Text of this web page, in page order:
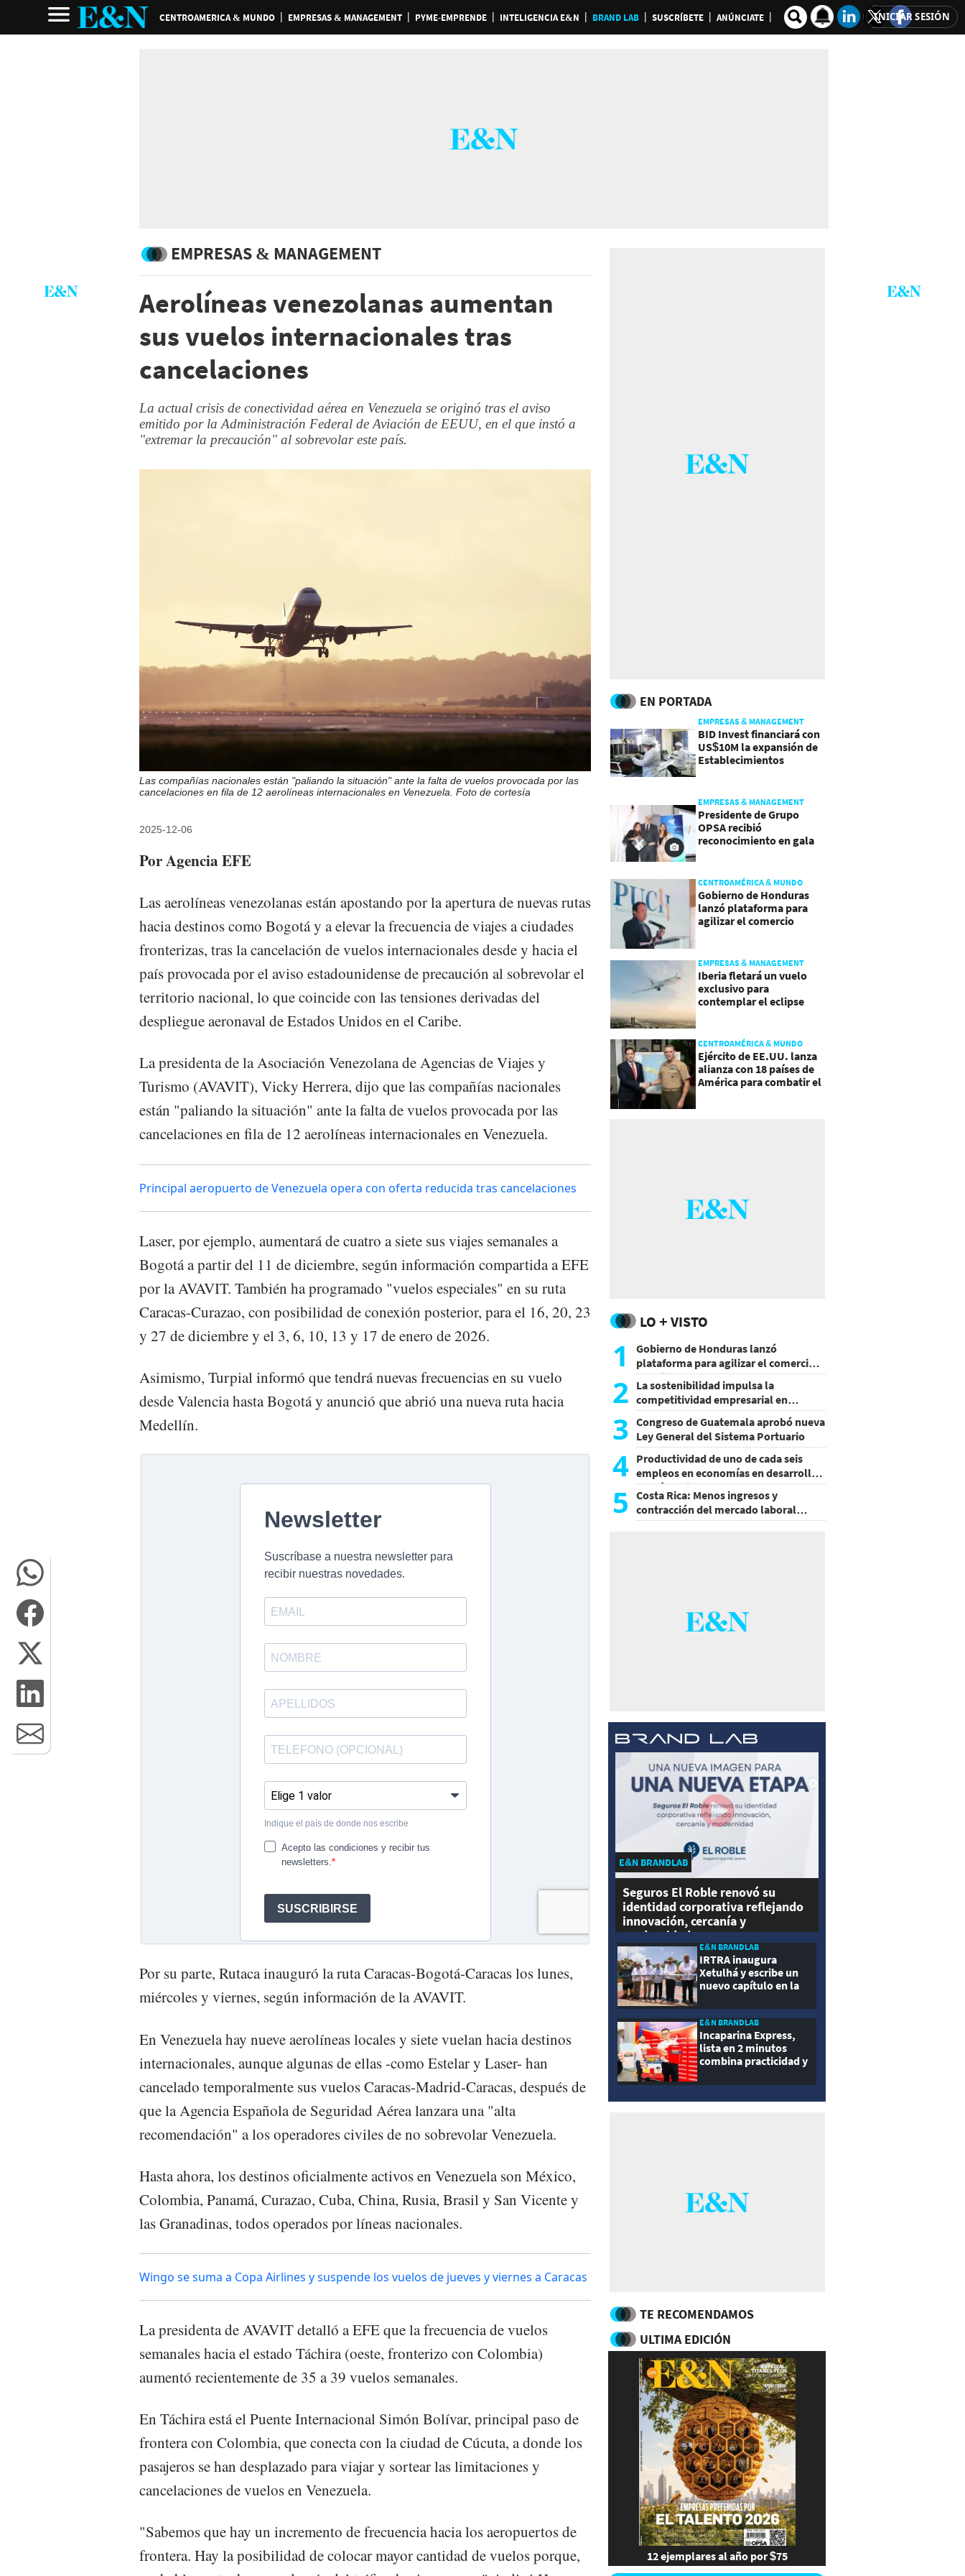
CENTROAMERICA & MUNDO EMPRESAS & MANAGEMENT PYME-EMPRENDE INTELIGENCIA E&N BRAND LAB SUSCRÍBETE ANÚNCIATE INICIAR SESIÓN
EMPRESAS & MANAGEMENT
Aerolíneas venezolanas aumentan
sus vuelos internacionales tras
cancelaciones
La actual crisis de conectividad aérea en Venezuela se originó tras el aviso
emitido por la Administración Federal de Aviación de EEUU, en el que instó a
"extremar la precaución" al sobrevolar este país.
Las compañías nacionales están "paliando la situación" ante la falta de vuelos provocada por las
cancelaciones en fila de 12 aerolíneas internacionales en Venezuela. Foto de cortesía
2025-12-06
Por Agencia EFE
Las aerolíneas venezolanas están apostando por la apertura de nuevas rutas
hacia destinos como Bogotá y a elevar la frecuencia de viajes a ciudades
fronterizas, tras la cancelación de vuelos internacionales desde y hacia el
país provocada por el aviso estadounidense de precaución al sobrevolar el
territorio nacional, lo que coincide con las tensiones derivadas del
despliegue aeronaval de Estados Unidos en el Caribe.
La presidenta de la Asociación Venezolana de Agencias de Viajes y
Turismo (AVAVIT), Vicky Herrera, dijo que las compañías nacionales
están "paliando la situación" ante la falta de vuelos provocada por las
cancelaciones en fila de 12 aerolíneas internacionales en Venezuela.
Principal aeropuerto de Venezuela opera con oferta reducida tras cancelaciones
Laser, por ejemplo, aumentará de cuatro a siete sus viajes semanales a
Bogotá a partir del 11 de diciembre, según información compartida a EFE
por la AVAVIT. También ha programado "vuelos especiales" en su ruta
Caracas-Curazao, con posibilidad de conexión posterior, para el 16, 20, 23
y 27 de diciembre y el 3, 6, 10, 13 y 17 de enero de 2026.
Asimismo, Turpial informó que tendrá nuevas frecuencias en su vuelo
desde Valencia hasta Bogotá y anunció que abrió una nueva ruta hacia
Medellín.
Por su parte, Rutaca inauguró la ruta Caracas-Bogotá-Caracas los lunes,
miércoles y viernes, según información de la AVAVIT.
En Venezuela hay nueve aerolíneas locales y siete vuelan hacia destinos
internacionales, aunque algunas de ellas -como Estelar y Laser- han
cancelado temporalmente sus vuelos Caracas-Madrid-Caracas, después de
que la Agencia Española de Seguridad Aérea lanzara una "alta
recomendación" a los operadores civiles de no sobrevolar Venezuela.
Hasta ahora, los destinos oficialmente activos en Venezuela son México,
Colombia, Panamá, Curazao, Cuba, China, Rusia, Brasil y San Vicente y
las Granadinas, todos operados por líneas nacionales.
Wingo se suma a Copa Airlines y suspende los vuelos de jueves y viernes a Caracas
La presidenta de AVAVIT detalló a EFE que la frecuencia de vuelos
semanales hacia el estado Táchira (oeste, fronterizo con Colombia)
aumentó recientemente de 35 a 39 vuelos semanales.
En Táchira está el Puente Internacional Simón Bolívar, principal paso de
frontera con Colombia, que conecta con la ciudad de Cúcuta, a donde los
pasajeros se han desplazado para viajar y sortear las limitaciones y
cancelaciones de vuelos en Venezuela.
"Sabemos que hay un incremento de frecuencia hacia los aeropuertos de
frontera. Hay la posibilidad de colocar mayor cantidad de vuelos porque,
EN PORTADA
EMPRESAS & MANAGEMENT
BID Invest financiará con
US$10M la expansión de
Establecimientos
EMPRESAS & MANAGEMENT
Presidente de Grupo
OPSA recibió
reconocimiento en gala
CENTROAMÉRICA & MUNDO
Gobierno de Honduras
lanzó plataforma para
agilizar el comercio
EMPRESAS & MANAGEMENT
Iberia fletará un vuelo
exclusivo para
contemplar el eclipse
CENTROAMÉRICA & MUNDO
Ejército de EE.UU. lanza
alianza con 18 países de
América para combatir el
LO + VISTO
1
Gobierno de Honduras lanzó
plataforma para agilizar el comercio
exterior
2 La sostenibilidad impulsa la
competitividad empresarial en
Guatemala
3 Congreso de Guatemala aprobó nueva
Ley General del Sistema Portuario
4 Productividad de uno de cada seis
empleos en economías en desarrollo
podría mejorar por la IA
5
Costa Rica: Menos ingresos y
contracción del mercado laboral
causan baja del consumo
E&N BRANDLAB
Seguros El Roble renovó su
identidad corporativa reflejando
innovación, cercanía y
modernidad
E&N BRANDLAB
IRTRA inaugura
Xetulhá y escribe un
nuevo capítulo en la
recreación de
Guatemala
E&N BRANDLAB
Incaparina Express,
lista en 2 minutos
combina practicidad y
TE RECOMENDAMOS
ULTIMA EDICIÓN
12 ejemplares al año por $75